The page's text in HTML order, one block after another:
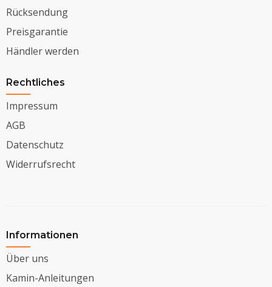
Rücksendung
Preisgarantie
Händler werden
Rechtliches
Impressum
AGB
Datenschutz
Widerrufsrecht
Informationen
Über uns
Kamin-Anleitungen